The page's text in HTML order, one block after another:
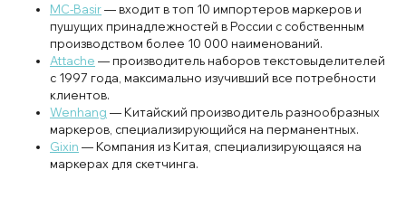
MC-Basir— входит в топ 10 импортеров маркеров и
пушущих принадлежностей в России с собственным
производством более 10 000 наименований.
Attache — производитель наборов текстовыделителей
с 1997 года, максимально изучивший все потребности
клиентов.
Wenhang — Китайский производитель разнообразных
маркеров, специализирующийся на перманентных.
Gixin — Компания из Китая, специализирующаяся на
маркерах для скетчинга.